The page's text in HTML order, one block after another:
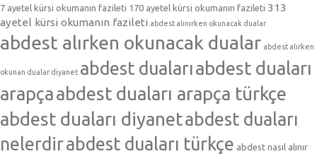
7 ayetel kürsi okumanın fazileti 170 ayetel kürsi okumanın fazileti 313
ayetel kürsi okumanın fazileti abdest alınırken okunacak dualar
abdest alırken okunacak dualar abdest alırken
okunan dualar diyanet abdest dualarıabdest duaları
arapçaabdest duaları arapça türkçe
abdest duaları diyanetabdest duaları
nelerdirabdest duaları türkçe abdest nasıl alınır